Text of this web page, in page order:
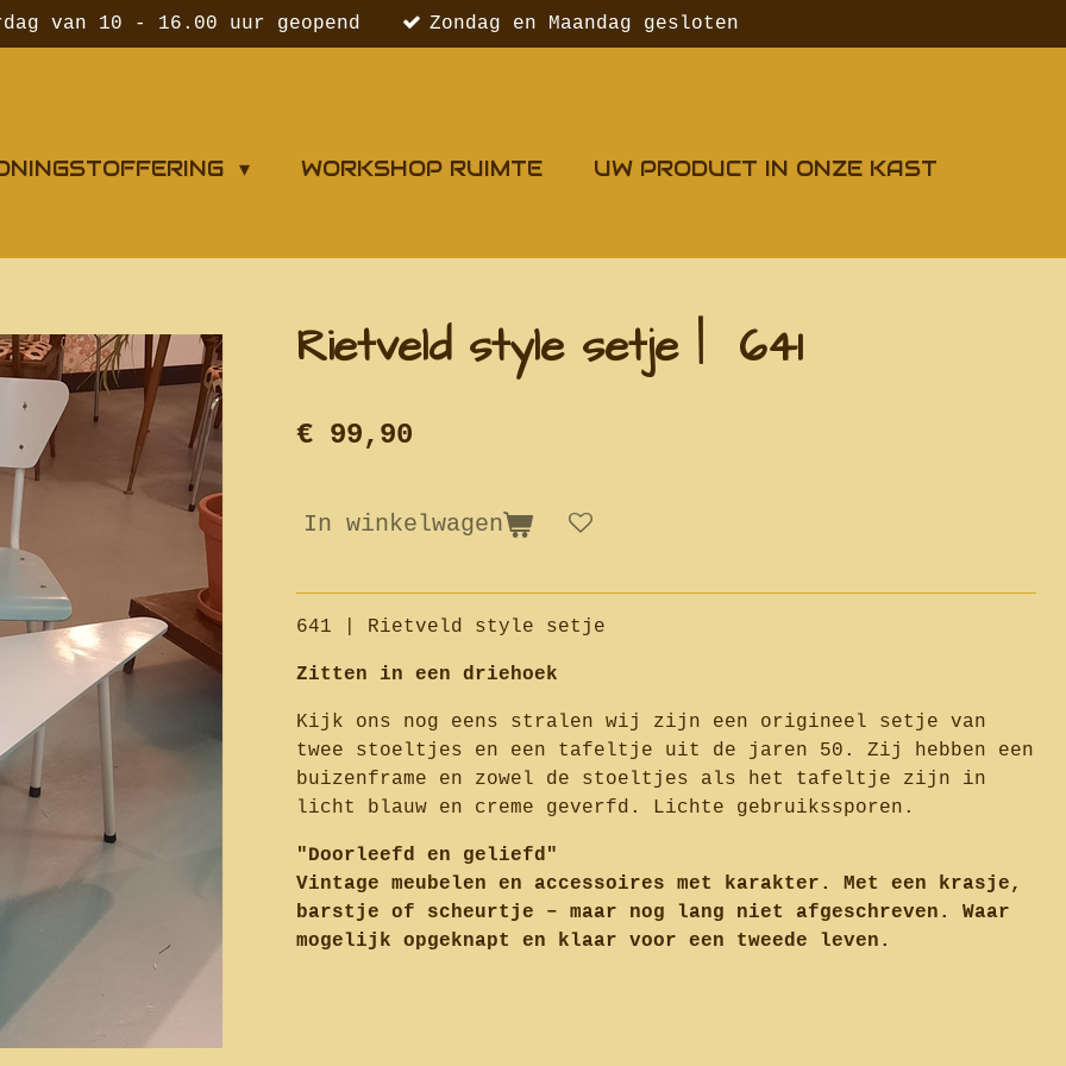
van 10 - 16.00 uur geopend Zondag en Maandag gesloten
WORKSHOP RUIMTE
UW PRODUCT IN ONZE KAST
Rietveld style setje | 641
€ 99,90
In winkelwagen
641 | Rietveld style setje
Zitten in een driehoek
Kijk ons nog eens stralen wij zijn een origineel setje van
twee stoeltjes en een tafeltje uit de jaren 50. Zij hebben een
buizenframe en zowel de stoeltjes als het tafeltje zijn in
licht blauw en creme geverfd. Lichte gebruikssporen.
"Doorleefd en geliefd"
Vintage meubelen en accessoires met karakter. Met een krasje,
barstje of scheurtje – maar nog lang niet afgeschreven. Waar
mogelijk opgeknapt en klaar voor een tweede leven.